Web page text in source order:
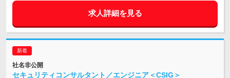
求人詳細を見る
社名非公開
セキュリティコンサルタント／エンジニア＜CSIG＞